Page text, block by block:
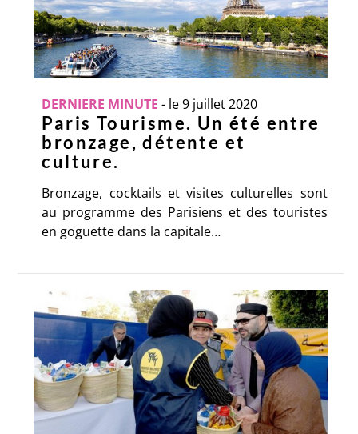
DERNIERE MINUTE - le 9 juillet 2020
Paris Tourisme. Un été entre
bronzage, détente et
culture.
Bronzage, cocktails et visites culturelles sont
au programme des Parisiens et des touristes
en goguette dans la capitale…